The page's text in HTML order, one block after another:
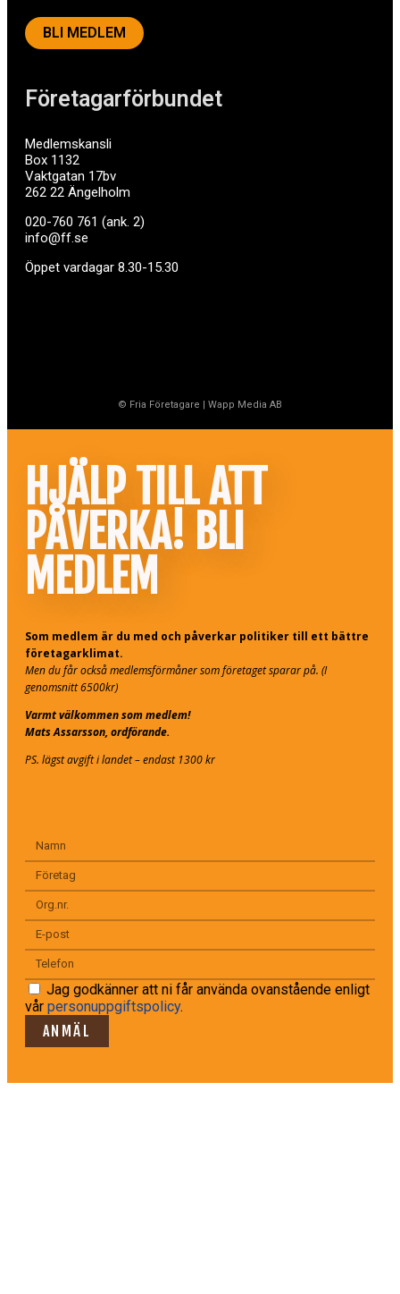
Företagarförbundet
Medlemskansli
Box 1132
Vaktgatan 17bv
262 22 Ängelholm
020-760 761 (ank. 2)
info@ff.se
Öppet vardagar 8.30-15.30
BLI MEDLEM
© Fria Företagare | Wapp Media AB
HJÄLP TILL ATT
PÅVERKA! BLI
MEDLEM
Som medlem är du med och påverkar politiker till ett bättre
företagarklimat.
Men du får också medlemsförmåner som företaget sparar på. (I
genomsnitt 6500kr)
Varmt välkommen som medlem!
Mats Assarsson, ordförande.
PS. lägst avgift i landet – endast 1300 kr
Jag godkänner att ni får använda ovanstående enligt
vår personuppgiftspolicy.
ANMÄL